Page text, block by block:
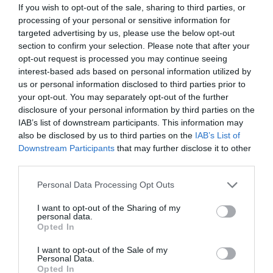
If you wish to opt-out of the sale, sharing to third parties, or
processing of your personal or sensitive information for
targeted advertising by us, please use the below opt-out
section to confirm your selection. Please note that after your
opt-out request is processed you may continue seeing
interest-based ads based on personal information utilized by
us or personal information disclosed to third parties prior to
your opt-out. You may separately opt-out of the further
disclosure of your personal information by third parties on the
IAB’s list of downstream participants. This information may
also be disclosed by us to third parties on the IAB’s List of
Downstream Participants that may further disclose it to other
Please note that this website/app uses one or more Google
not limited to your visit or usage behaviour. You may click to
grant or deny consent to Google and its third-party tags to
use your data for below specified purposes in below Google
consent section.
Personal Data Processing Opt Outs
I want to opt-out of the Sharing of my
personal data.
Opted In
I want to opt-out of the Sale of my
Personal Data.
Opted In
Στην ΑΑΔΕ ο Μητσοτάκης για το myAGRO – Τι
δήλωσε
Στήριξη στους πυρόπληκτους: Τα μέτρα που
ανακοίνωσε ο Μητσοτάκης μετά τις
καταστροφικές φωτιές
Ακολουθήστε το evima.gr στο Google News
Διαβάστε όλες τιςειδήσεις για την Εύβοια
Διαβάστε όλες τις
τελευταίες ειδήσεις
για την
στο
TAGS: ΒΟΥΛΗ ΚΥΡΙΑΚΟΣ ΜΗΤΣΟΤΑΚΗΣ
ΝΔ
ΣΥΝΕΔΡΕΙΟ
ΡΟΗ ΕΙΔΗΣΕΩΝ